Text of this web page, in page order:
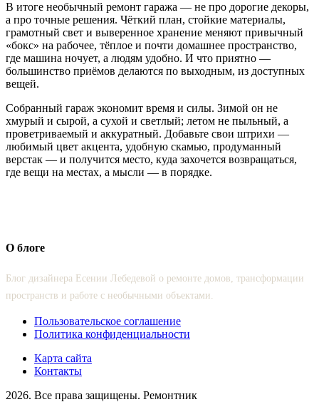
В итоге необычный ремонт гаража — не про дорогие декоры,
а про точные решения. Чёткий план, стойкие материалы,
грамотный свет и выверенное хранение меняют привычный
«бокс» на рабочее, тёплое и почти домашнее пространство,
где машина ночует, а людям удобно. И что приятно —
большинство приёмов делаются по выходным, из доступных
вещей.
Собранный гараж экономит время и силы. Зимой он не
хмурый и сырой, а сухой и светлый; летом не пыльный, а
проветриваемый и аккуратный. Добавьте свои штрихи —
любимый цвет акцента, удобную скамью, продуманный
верстак — и получится место, куда захочется возвращаться,
где вещи на местах, а мысли — в порядке.
О блоге
Блог дизайнера Есении Лебедевой о ремонте домов, трансформации
пространств и работе с необычными объектами.
Пользовательское соглашение
Политика конфиденциальности
Карта сайта
Контакты
2026. Все права защищены. Ремонтник